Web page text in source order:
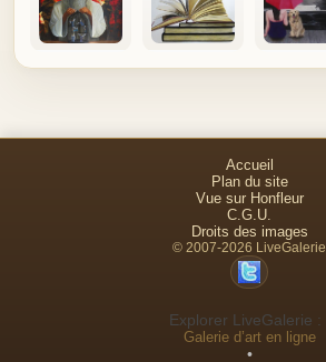
Accueil
Plan du site
Vue sur Honfleur
C.G.U.
Droits des images
© 2007-2026 LiveGalerie
Explorer LiveGalerie :
Galerie d’art en ligne
•